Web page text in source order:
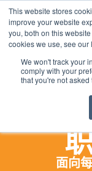
This website stores
improve your website
you, both on this
cookies we use, see our
We won't track your
comply with your
that you're not
面向